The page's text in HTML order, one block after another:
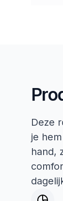
Deze
je
hand,